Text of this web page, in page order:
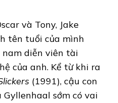
và Tony, Jake
tên tuổi của mình
diễn viên tài
của anh. Kể từ khi ra
(1991), cậu con
Gyllenhaal sớm có vai